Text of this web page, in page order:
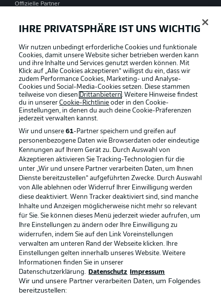
Offizielle Partner
Rechtliche Hinweise Voreinstellungen verwalten
Datenschutz Nutzungsbedingungen
Broadcaster Kontakt
Jobs Impressum
Partner Spieler
Liveticker
IHRE PRIVATSPHÄRE IST UNS WICHTIG
Wir nutzen unbedingt erforderliche Cookies und funktionale
Cookies, damit unsere Website sicher betrieben werden kann
und ihre Inhalte und Services genutzt werden können. Mit
Klick auf „Alle Cookies akzeptieren“ willigst du ein, dass wir
zudem Performance Cookies, Marketing- und Analyse-
Cookies und Social-Media-Cookies setzen. Diese stammen
teilweise von diesen Drittanbietern. Weitere Hinweise findest
du in unsererCookie-Richtlinie oder in den Cookie-
Einstellungen, in denen du auch deine Cookie-Präferenzen
jederzeit verwalten kannst.
Wir und unsere61-Partner speichern und greifen auf
personenbezogene Daten wie Browserdaten oder eindeutige
Kennungen auf Ihrem Gerät zu. Durch Auswahl von
Akzeptieren aktivieren Sie Tracking-Technologien für die
unter „Wir und unsere Partner verarbeiten Daten, um Ihnen
Dienste bereitzustellen“ aufgeführten Zwecke. Durch Auswahl
von Alle ablehnen oder Widerruf Ihrer Einwilligung werden
diese deaktiviert. Wenn Tracker deaktiviert sind, sind manche
Inhalte und Anzeigen möglicherweise nicht mehr so relevant
für Sie. Sie können dieses Menü jederzeit wieder aufrufen, um
Ihre Einstellungen zu ändern oder Ihre Einwilligung zu
widerrufen, indem Sie auf den Link Voreinstellungen
verwalten am unteren Rand der Webseite klicken. Ihre
Einstellungen gelten innerhalb unseres Website. Weitere
Informationen finden Sie in unserer
Datenschutzerklärung.
Datenschutz Impressum
Wir und unsere Partner verarbeiten Daten, um Folgendes
bereitzustellen: